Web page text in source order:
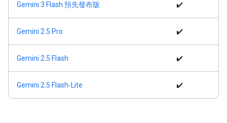
Gemini 3 Flash 預先發布版 ✔️
Gemini 2.5 Pro ✔️
Gemini 2.5 Flash ✔️
Gemini 2.5 Flash-Lite ✔️